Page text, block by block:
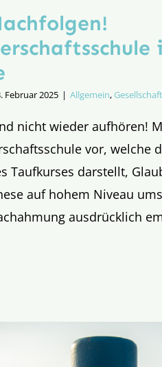
Februar 2025 | Allgemein,Gesellschaft
nicht wieder aufhören!
vor, welche
Taufkurses darstellt,
auf hohem Niveau
ausdrücklich